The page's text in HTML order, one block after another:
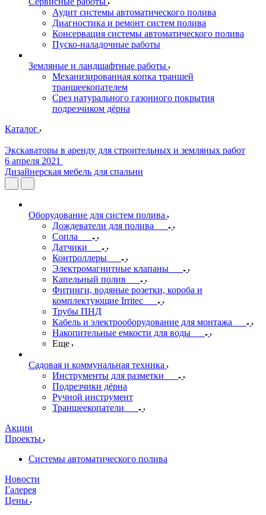
Аудит системы автоматического полива
Диагностика и ремонт систем полива
Консервация системы автоматического полива
Пуско-наладочные работы
Земляные и ландшафтные работы
Механизированная копка траншей
траншеекопателем
Срез натурального газонного покрытия
подрезчиком дёрна
Каталог
Экскаваторы в аренду для строительных и земляных работ
6 апреля 2021
Дизайнерская мебель для спальни
Оборудование для систем полива
Дождеватели для полива
Сопла
Датчики
Контроллеры
Электромагнитные клапаны
Капельный полив
Фитинги, водяные розетки, короба и
комплектующие Irritec
Трубы ПНД
Кабель и электрооборудование для монтажа
Накопительные емкости для воды
Еще
Садовая и коммунальная техника
Инструменты для разметки
Подрезчики дёрна
Ручной инструмент
Траншеекопатели
Акции
Проекты
Системы автоматического полива
Новости
Галерея
Цены